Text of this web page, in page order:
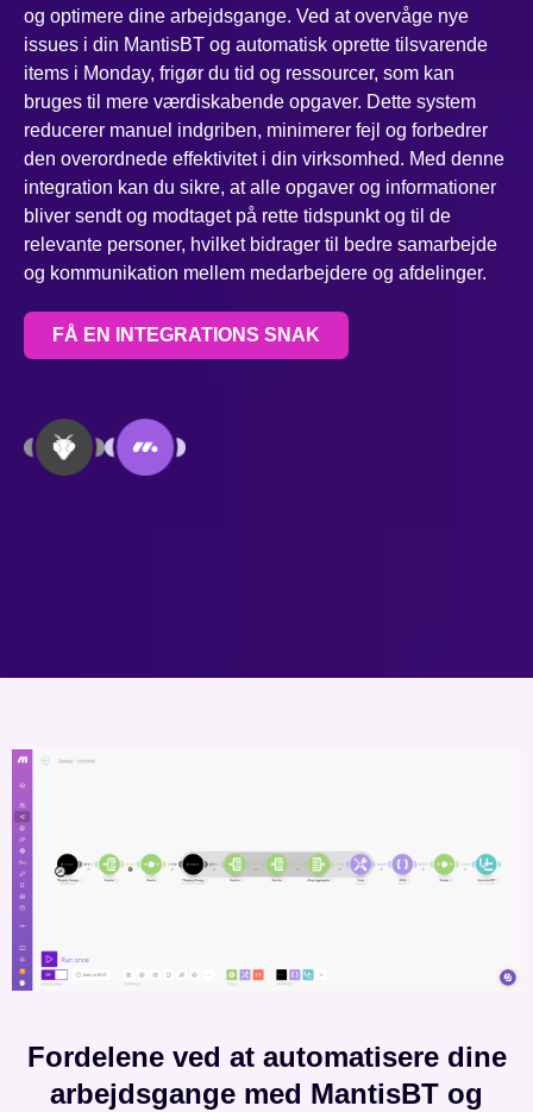
og optimere dine arbejdsgange. Ved at overvåge nye
issues i din MantisBT og automatisk oprette tilsvarende
items i Monday, frigør du tid og ressourcer, som kan
bruges til mere værdiskabende opgaver. Dette system
reducerer manuel indgriben, minimerer fejl og forbedrer
den overordnede effektivitet i din virksomhed. Med denne
integration kan du sikre, at alle opgaver og informationer
bliver sendt og modtaget på rette tidspunkt og til de
relevante personer, hvilket bidrager til bedre samarbejde
og kommunikation mellem medarbejdere og afdelinger.
FÅ EN INTEGRATIONS SNAK
Fordelene ved at automatisere dine
arbejdsgange med MantisBT og